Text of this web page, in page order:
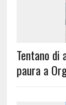
Tentano
paura a